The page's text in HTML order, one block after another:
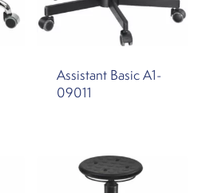
Assistant Basic A1-
09011